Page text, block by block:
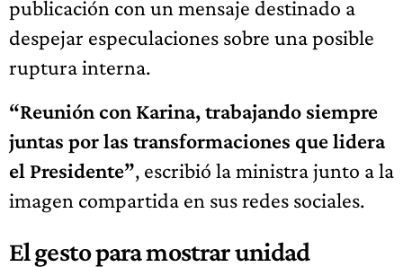
publicación con un mensaje destinado a
despejar especulaciones sobre una posible
ruptura interna.
“Reunión con Karina, trabajando siempre
juntas por las transformaciones que lidera
el Presidente”, escribió la ministra junto a la
imagen compartida en sus redes sociales.
El gesto para mostrar unidad